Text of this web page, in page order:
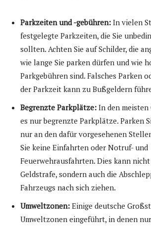
Parkzeiten und -gebühren: In vielen
festgelegte Parkzeiten, die Sie
sollten. Achten Sie auf Schilder, die
wie lange Sie parken dürfen und wie
Parkgebühren sind. Falsches Parken
der Parkzeit kann zu Bußgeldern
Begrenzte Parkplätze: In den
es nur begrenzte Parkplätze. Parken
nur an den dafür vorgesehenen
Sie keine Einfahrten oder Notruf- und
Feuerwehrausfahrten. Dies kann
Geldstrafe, sondern auch die
Fahrzeugs nach sich ziehen.
Umweltzonen: Einige deutsche
Umweltzonen eingeführt, in denen